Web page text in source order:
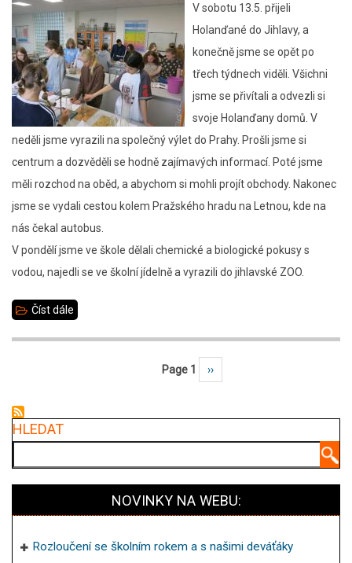
V sobotu 13.5. přijeli
Holanďané do Jihlavy, a
konečně jsme se opět po
třech týdnech viděli. Všichni
jsme se přivítali a odvezli si
svoje Holanďany domů. V
neděli jsme vyrazili na společný výlet do Prahy. Prošli jsme si
centrum a dozvěděli se hodně zajímavých informací. Poté jsme
měli rozchod na oběd, a abychom si mohli projít obchody. Nakonec
jsme se vydali cestou kolem Pražského hradu na Letnou, kde na
nás čekal autobus.
V pondělí jsme ve škole dělali chemické a biologické pokusy s
vodou, najedli se ve školní jídelně a vyrazili do jihlavské ZOO.
Číst dále
Page 1 Následující stránka
››
HLEDAT
NOVINKY NA WEBU:
Rozloučení se školním rokem a s našimi deváťáky